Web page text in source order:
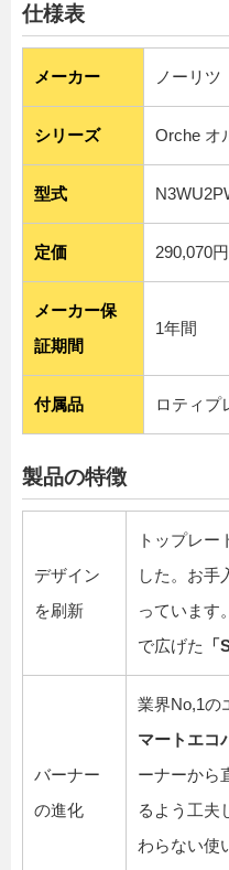
仕様表
メーカー ノーリツ
シリーズ Orche オ
型式
定価 290,070円
メーカー保
証期間
1年間
付属品 ロティプ
製品の特徴
デザイン
を刷新
トップレー
した。お手
っています
で広げた
バーナー
の進化
業界No,1の
マートエコ
ーナーから
るよう工夫
わらない使